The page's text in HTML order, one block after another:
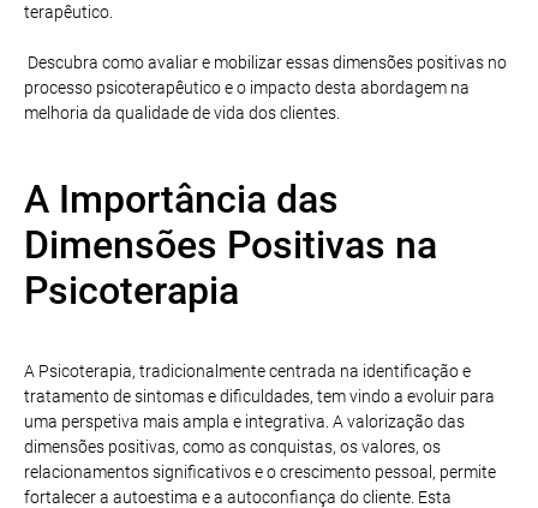
terapêutico.
Descubra como avaliar e mobilizar essas dimensões positivas no
processo psicoterapêutico e o impacto desta abordagem na
melhoria da qualidade de vida dos clientes.
A Importância das
Dimensões Positivas na
Psicoterapia
A Psicoterapia, tradicionalmente centrada na identificação e
tratamento de sintomas e dificuldades, tem vindo a evoluir para
uma perspetiva mais ampla e integrativa. A valorização das
dimensões positivas, como as conquistas, os valores, os
relacionamentos significativos e o crescimento pessoal, permite
fortalecer a autoestima e a autoconfiança do cliente. Esta